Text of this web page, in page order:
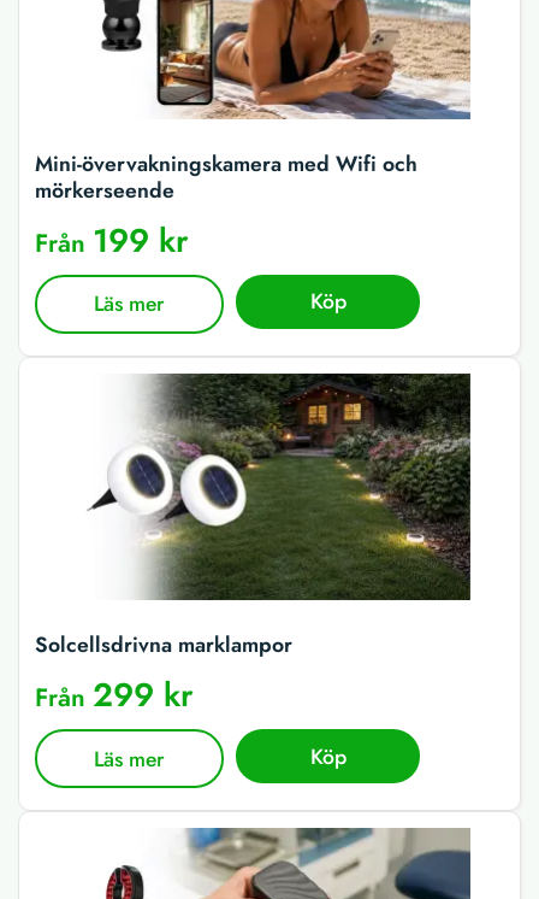
Mini-övervakningskamera med Wifi och
mörkerseende
Från 199 kr
Läs mer Köp
Solcellsdrivna marklampor
Från 299 kr
Läs mer Köp